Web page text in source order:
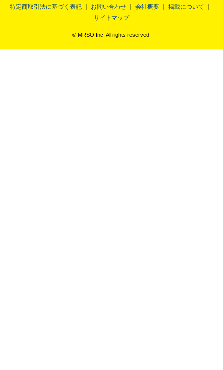
特定商取引法に基づく表記
お問い合わせ 会社概要
掲載について
サイトマップ
© MRSO Inc. All rights reserved.